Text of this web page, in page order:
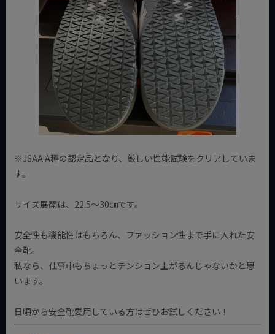
※JSAA A種の認定品となり、厳しい性能試験をクリアしていま
す。
サイズ展開は、22.5～30㎝です。
安全性も機能性はもちろん、ファッション性まで手に入れた安
全靴。
私なら、仕事中もちょっとテンション上がるんじゃないかと思
います。
日頃から安全靴愛用している方はぜひお試しください！